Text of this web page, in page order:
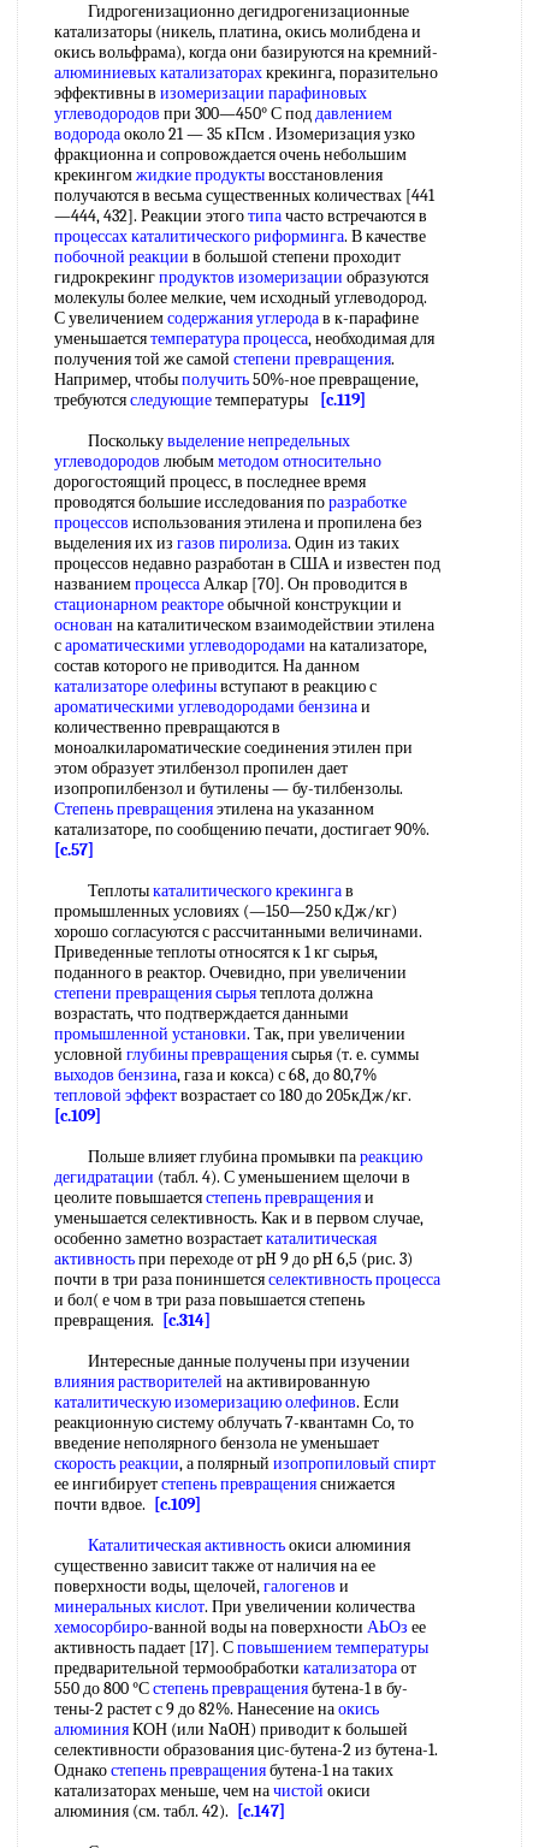
Гидрогенизационно дегидрогенизационные
катализаторы (никель, платина, окись молибдена и
окись вольфрама), когда они базируются на кремний-
алюминиевых катализаторахкрекинга, поразительно
эффективны в изомеризации парафиновых
углеводородов при 300—450° С поддавлением
водородаоколо 21 — 35 кПсм . Изомеризация узко
фракционна и сопровождается очень небольшим
крекингомжидкие продуктывосстановления
получаются в весьма существенных количествах [441
—444, 432]. Реакции этоготипачасто встречаются в
процессах каталитического риформинга. В качестве
побочной реакции в большой степени проходит
гидрокрекингпродуктов изомеризации образуются
молекулы более мелкие, чем исходный углеводород.
С увеличениемсодержания углеродав к-парафине
уменьшаетсятемпература процесса, необходимая для
получения той же самой степени превращения.
Например, чтобыполучить50%-ное превращение,
требуютсяследующиетемпературы
[c.119]
Посколькувыделение непредельных
углеводородов любымметодом относительно
дорогостоящий процесс, в последнее время
проводятся большие исследования поразработке
процессов использования этилена и пропилена без
выделения их из газов пиролиза. Один из таких
процессов недавно разработан в США и известен под
названиемпроцессаАлкар [70]. Он проводится в
стационарном реактореобычной конструкции и
основан на каталитическом взаимодействии этилена
сароматическими углеводородами на катализаторе,
состав которого не приводится. На данном
катализаторе олефинывступают в реакцию с
ароматическими углеводородами бензинаи
количественно превращаются в
моноалкилароматические соединения этилен при
этом образует этилбензол пропилен дает
изопропилбензол и бутилены — бу-тилбензолы.
Степень превращенияэтилена на указанном
катализаторе, по сообщению печати, достигает 90%.
[c.57]
Теплотыкаталитического крекингав
промышленных условиях (—150—250 кДж/кг)
хорошо согласуются с рассчитанными величинами.
Приведенные теплоты относятся к 1 кг сырья,
поданного в реактор. Очевидно, при увеличении
степени превращения сырьятеплота должна
возрастать, что подтверждается данными
промышленной установки. Так, при увеличении
условной глубины превращениясырья (т. е. суммы
выходов бензина, газа и кокса) с 68, до 80,7%
тепловой эффектвозрастает со 180 до 205кДж/кг.
[c.109]
Польше влияет глубина промывки пареакцию
дегидратации (табл. 4). С уменьшением щелочи в
цеолите повышаетсястепень превращенияи
уменьшается селективность. Как и в первом случае,
особенно заметно возрастаеткаталитическая
активностьпри переходе от pH 9 до pH 6,5 (рис. 3)
почти в три раза пониншетсяселективность процесса
и бол( е чом в три раза повышается степень
превращения.
[c.314]
Интересные данные получены при изучении
влияния растворителей на активированную
каталитическую изомеризациюолефинов. Если
реакционную систему облучать 7-квантамн Со, то
введение неполярного бензола не уменьшает
скорость реакции, а полярный изопропиловый спирт
ее ингибируетстепень превращенияснижается
почти вдвое.
[c.109]
Каталитическая активностьокиси алюминия
существенно зависит также от наличия на ее
поверхности воды, щелочей,галогенов и
минеральных кислот. При увеличении количества
хемосорбиро-ванной воды на поверхности АЬОз ее
активность падает [17]. Сповышением температуры
предварительной термообработки катализатораот
550 до 800 °Сстепень превращениябутена-1 в бу-
тены-2 растет с 9 до 82%. Нанесение наокись
алюминияКОН (или NaOH) приводит к большей
селективности образования цис-бутена-2 из бутена-1.
Однакостепень превращениябутена-1 на таких
катализаторах меньше, чем начистой окиси
алюминия (см. табл. 42).
[c.147]